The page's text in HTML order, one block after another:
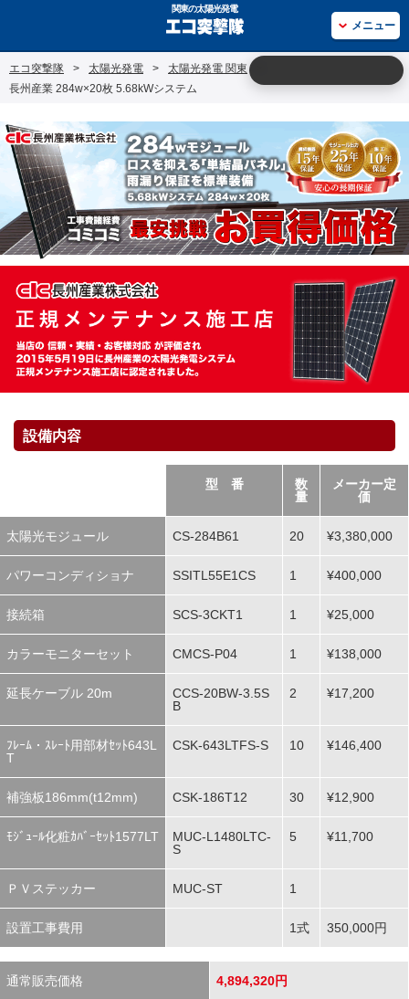
関東の太陽光発電
メニュー
エコ突撃隊 > 太陽光発電 > 太陽光発電 関東
長州産業 284w×20枚 5.68kWシステム
設備内容
型 番
数
量
メーカー定
価
太陽光モジュール CS-284B61 20 ¥3,380,000
パワーコンディショナ SSITL55E1CS 1 ¥400,000
接続箱 SCS-3CKT1 1 ¥25,000
カラーモニターセット CMCS-P04 1 ¥138,000
延長ケーブル 20m
CCS-20BW-3.5S
B
2 ¥17,200
ﾌﾚｰﾑ・ｽﾚｰﾄ用部材ｾｯﾄ643L
T
CSK-643LTFS-S 10 ¥146,400
補強板186mm(t12mm) CSK-186T12 30 ¥12,900
ﾓｼﾞｭｰﾙ化粧ｶﾊﾞｰｾｯﾄ1577LT
MUC-L1480LTC-
S
5 ¥11,700
ＰＶステッカー MUC-ST 1
設置工事費用 1式 350,000円
通常販売価格 4,894,320円